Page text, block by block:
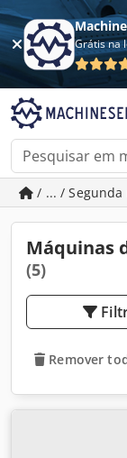
Grátis na
/ ... /
Máquinas
(5)
Remover